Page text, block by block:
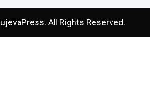
All Rights Reserved.